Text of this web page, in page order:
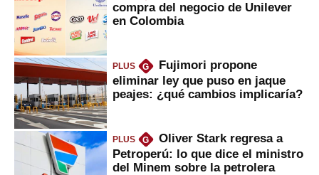
compra del negocio de Unilever
en Colombia
PLUS G
Fujimori propone
eliminar ley que puso en jaque
peajes: ¿qué cambios implicaría?
PLUS G
Oliver Stark regresa a
Petroperú: lo que dice el ministro
del Minem sobre la petrolera